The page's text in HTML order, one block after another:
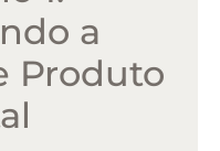
a
Produto